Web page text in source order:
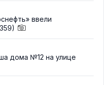
ввели
дома №12 на улице